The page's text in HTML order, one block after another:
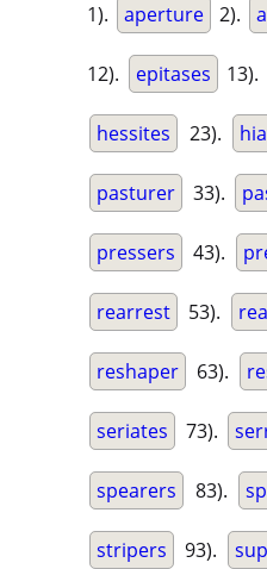
1). aperture 2).
12). epitases 13).
hessites 23).
pasturer 33).
pressers 43).
rearrest 53).
reshaper 63).
seriates 73).
spearers 83).
stripers 93).